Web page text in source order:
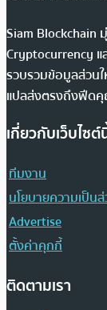
Siam Blockchain
Cryptocurrency แ
รวบรวมข้อมูลส่วนใ
แปลส่งตรงถึงฟีด
เกี่ยวกับเว็บไซต์
ทีมงาน
นโยบายความเป็น
Advertise
ตั้งค่าคุกกี้
ติดตามเรา